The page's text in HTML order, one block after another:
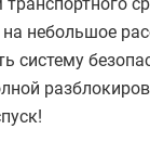
небольшое
систему